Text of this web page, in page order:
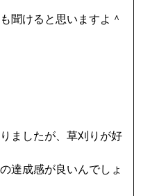
聞けると思いますよ＾
ましたが、草刈りが好
達成感が良いんでしょ